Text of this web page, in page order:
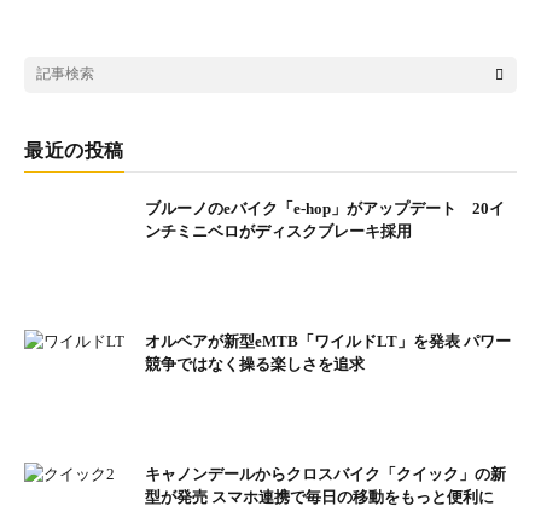
最近の投稿
ブルーノのeバイク「e-hop」がアップデート 20イ
ンチミニベロがディスクブレーキ採用
オルベアが新型eMTB「ワイルドLT」を発表 パワー
競争ではなく操る楽しさを追求
キャノンデールからクロスバイク「クイック」の新
型が発売 スマホ連携で毎日の移動をもっと便利に